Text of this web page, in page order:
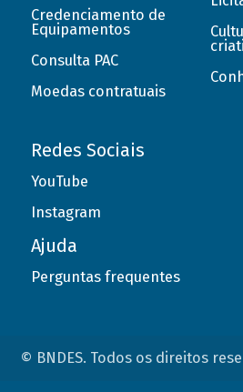
Credenciamento de
Equipamentos
Consulta PAC
Moedas contratuais
Redes Sociais
YouTube
Instagram
Ajuda
Perguntas frequentes
© BNDES. Todos os direitos